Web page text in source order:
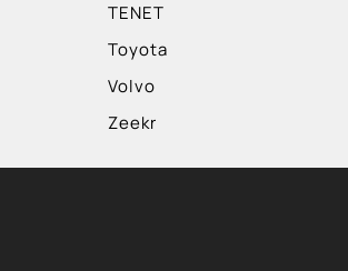
TENET
Toyota
Volvo
Zeekr